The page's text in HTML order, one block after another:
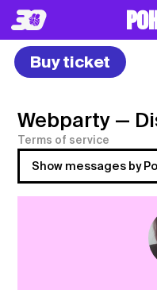
Buy ticket
Webparty —
Terms of service
Show messages by